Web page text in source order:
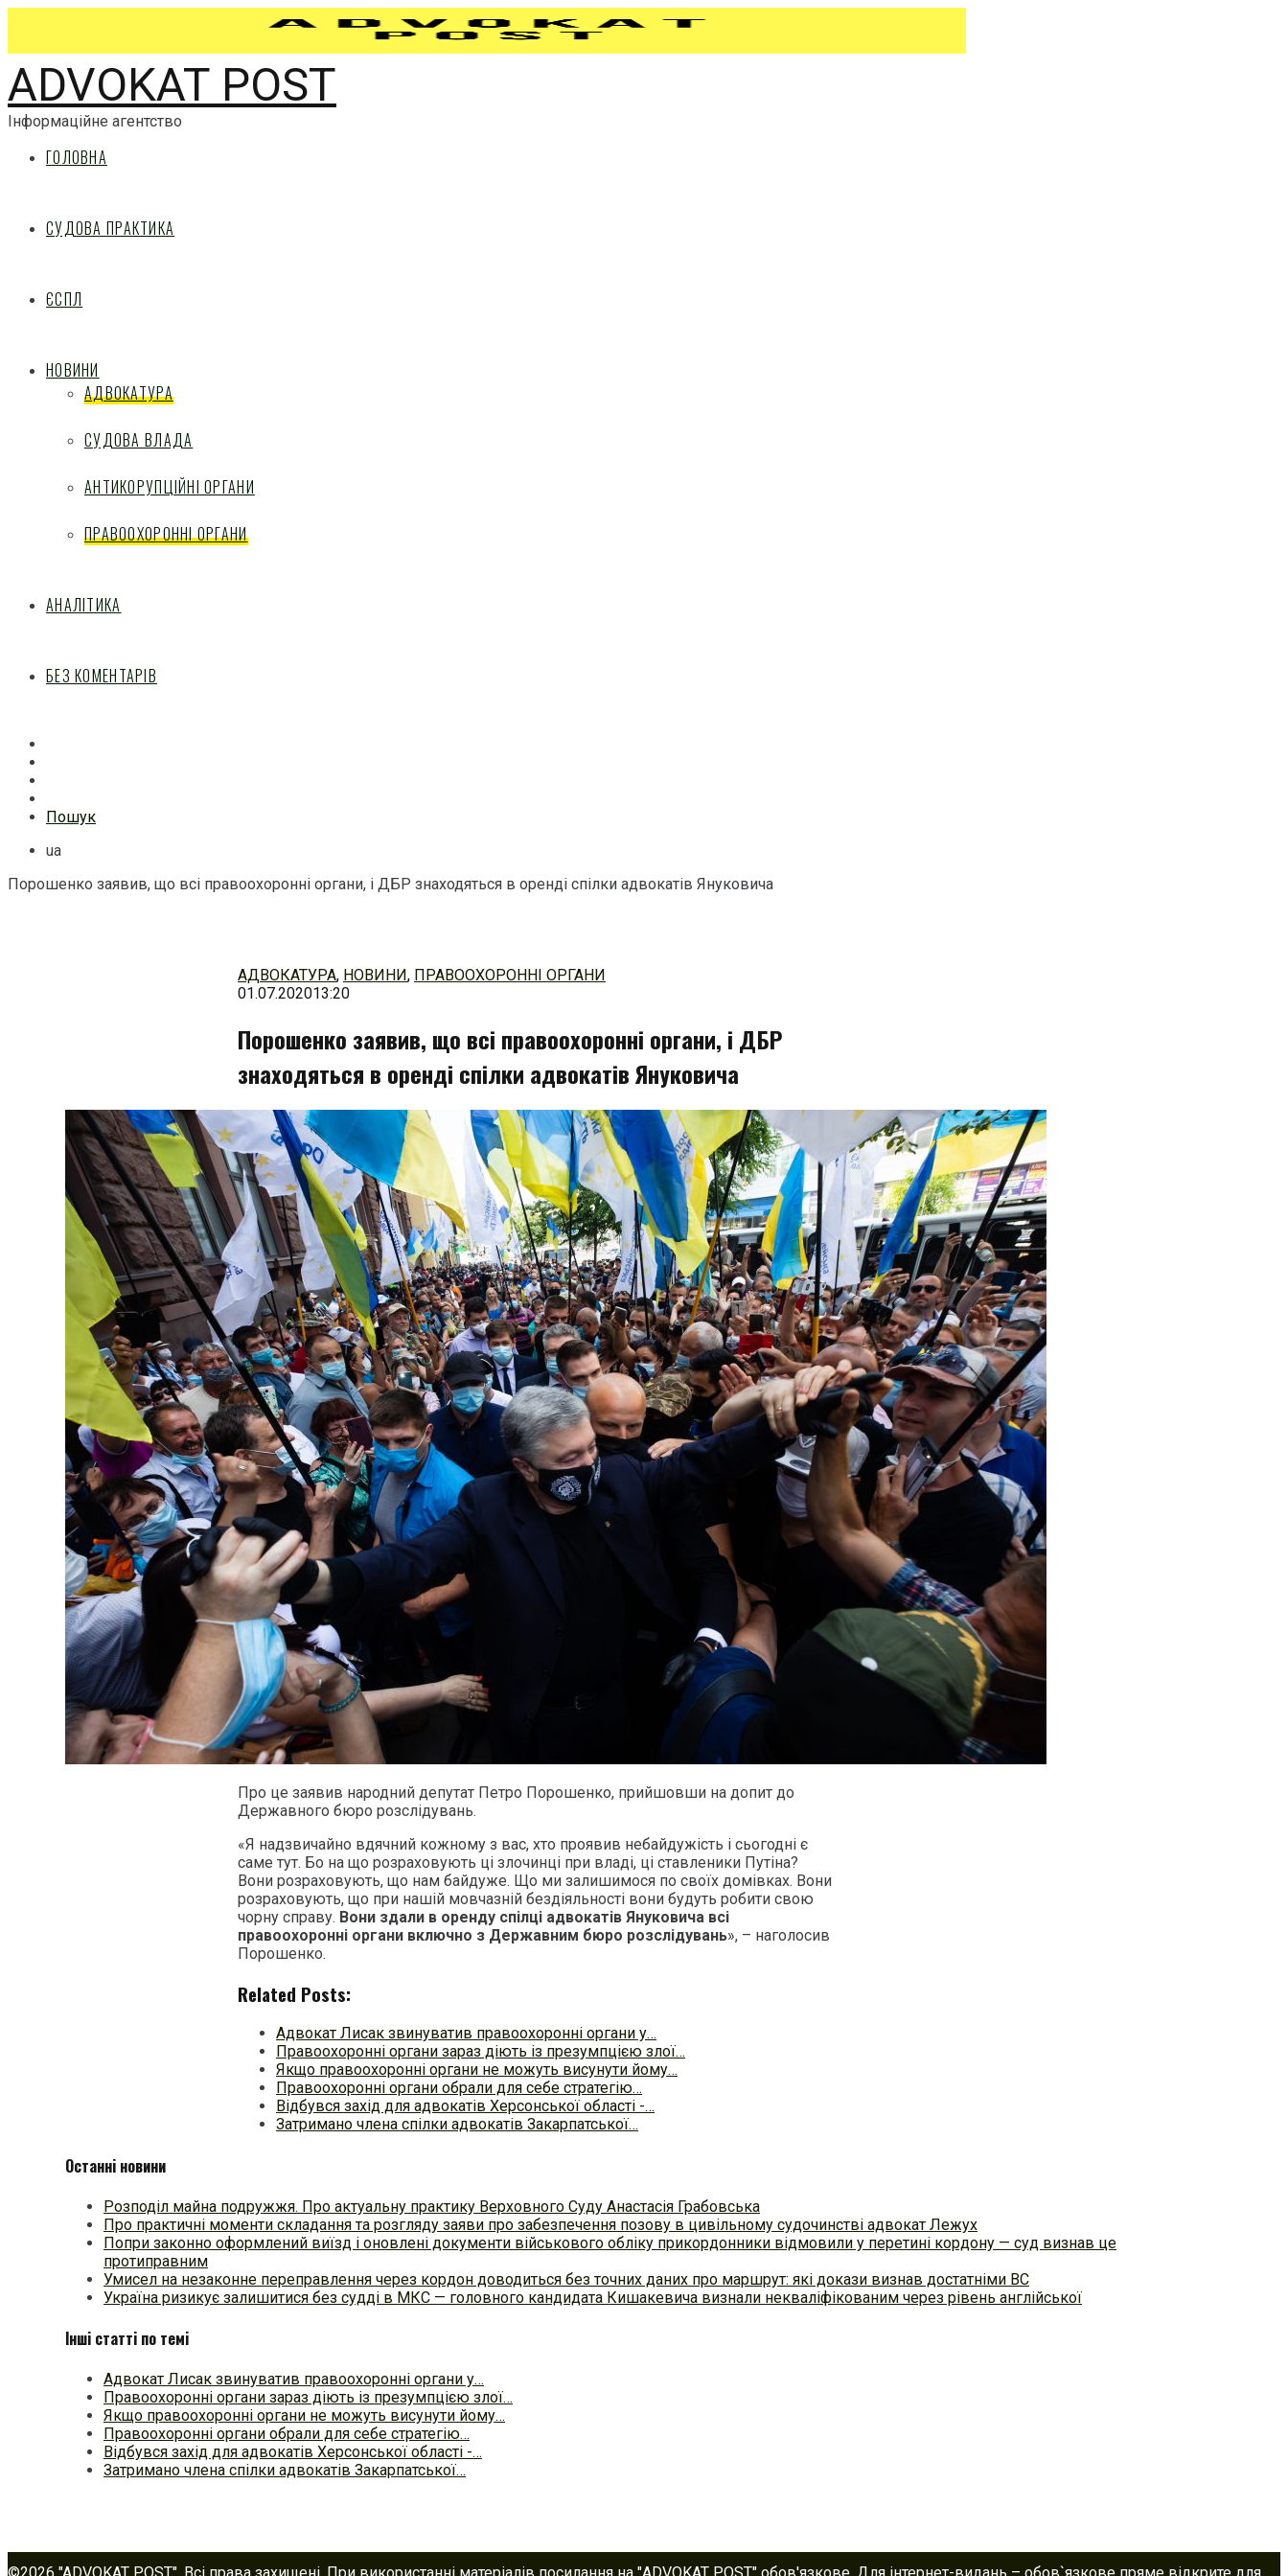
ADVOKAT POST
Інформаційне агентство
ГОЛОВНА
СУДОВА ПРАКТИКА
ЄСПЛ
НОВИНИ
АДВОКАТУРА
СУДОВА ВЛАДА
АНТИКОРУПЦІЙНІ ОРГАНИ
ПРАВООХОРОННІ ОРГАНИ
АНАЛІТИКА
БЕЗ КОМЕНТАРІВ
Пошук
ua
Порошенко заявив, що всі правоохоронні органи, і ДБР знаходяться в оренді спілки адвокатів Януковича
АДВОКАТУРА, НОВИНИ, ПРАВООХОРОННІ ОРГАНИ
01.07.202013:20
Порошенко заявив, що всі правоохоронні органи, і ДБР
знаходяться в оренді спілки адвокатів Януковича
Про це заявив народний депутат Петро Порошенко, прийшовши на допит до
Державного бюро розслідувань.
«Я надзвичайно вдячний кожному з вас, хто проявив небайдужість і сьогодні є
саме тут. Бо на що розраховують ці злочинці при владі, ці ставленики Путіна?
Вони розраховують, що нам байдуже. Що ми залишимося по своїх домівках. Вони
розраховують, що при нашій мовчазній бездіяльності вони будуть робити свою
чорну справу. Вони здали в оренду спілці адвокатів Януковича всі
правоохоронні органи включно з Державним бюро розслідувань», – наголосив
Порошенко.
Related Posts:
Адвокат Лисак звинуватив правоохоронні органи у…
Правоохоронні органи зараз діють із презумпцією злої…
Якщо правоохоронні органи не можуть висунути йому…
Правоохоронні органи обрали для себе стратегію…
Відбувся захід для адвокатів Херсонської області -…
Затримано члена спілки адвокатів Закарпатської…
Останні новини
Розподіл майна подружжя. Про актуальну практику Верховного Суду Анастасія Грабовська
Про практичні моменти складання та розгляду заяви про забезпечення позову в цивільному судочинстві адвокат Лежух
Попри законно оформлений виїзд і оновлені документи військового обліку прикордонники відмовили у перетині кордону — суд визнав це
протиправним
Умисел на незаконне переправлення через кордон доводиться без точних даних про маршрут: які докази визнав достатніми ВС
Україна ризикує залишитися без судді в МКС — головного кандидата Кишакевича визнали некваліфікованим через рівень англійської
Інші статті по темі
Адвокат Лисак звинуватив правоохоронні органи у…
Правоохоронні органи зараз діють із презумпцією злої…
Якщо правоохоронні органи не можуть висунути йому…
Правоохоронні органи обрали для себе стратегію…
Відбувся захід для адвокатів Херсонської області -…
Затримано члена спілки адвокатів Закарпатської…